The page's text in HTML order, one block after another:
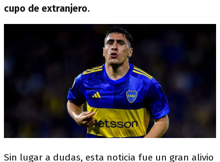
cupo de extranjero.
Sin lugar a dudas, esta noticia fue un gran alivio